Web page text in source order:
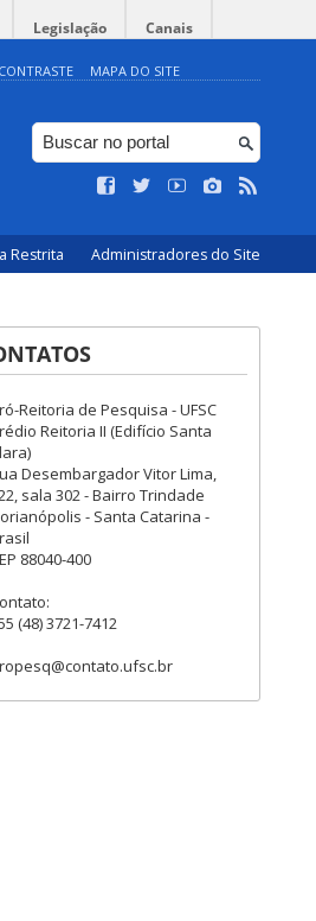
Legislação Canais
MAPA DO SITE
Restrita Administradores do Site
Reitoria de Pesquisa - UFSC
Reitoria II (Edifício Santa
Desembargador Vitor Lima,
sala 302 - Bairro Trindade
- Santa Catarina -
88040-400
(48) 3721-7412